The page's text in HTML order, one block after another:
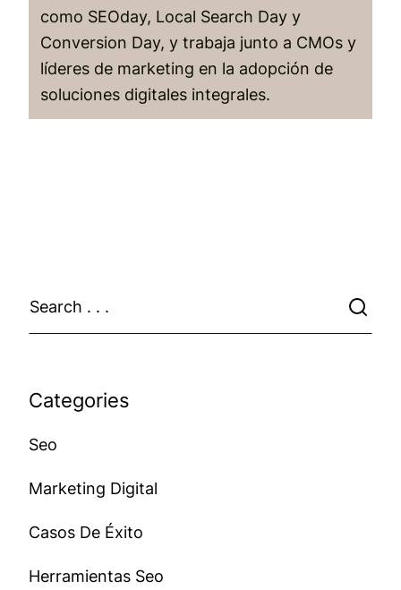
como SEOday, Local Search Day y
Conversion Day, y trabaja junto a CMOs y
líderes de marketing en la adopción de
soluciones digitales integrales.
Categories
Seo
Marketing Digital
Casos De Éxito
Herramientas Seo